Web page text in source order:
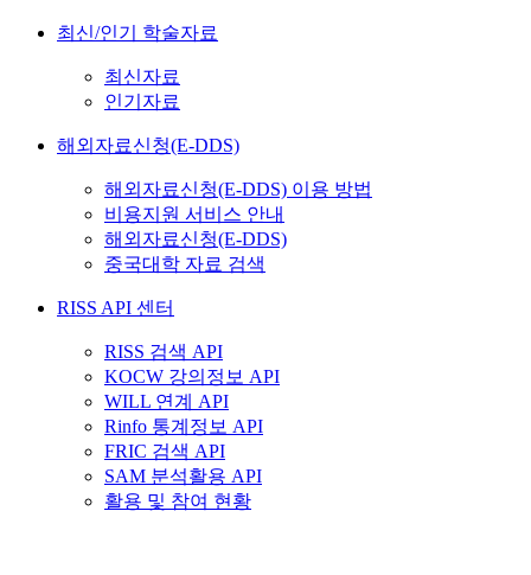
최신/인기 학술자료
최신자료
인기자료
해외자료신청(E-DDS)
해외자료신청(E-DDS) 이용 방법
비용지원 서비스 안내
해외자료신청(E-DDS)
중국대학 자료 검색
RISS API 센터
RISS 검색 API
KOCW 강의정보 API
WILL 연계 API
Rinfo 통계정보 API
FRIC 검색 API
SAM 분석활용 API
활용 및 참여 현황